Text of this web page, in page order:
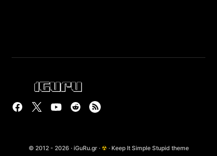
© 2012 - 2026 · iGuRu.gr · ☢ · Keep It Simple Stupid theme